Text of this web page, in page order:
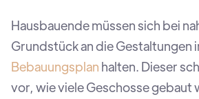
Hausbauende müssen sich bei
Grundstück an die Gestaltungen
Bebauungsplan halten. Dieser
vor, wie viele Geschosse gebaut